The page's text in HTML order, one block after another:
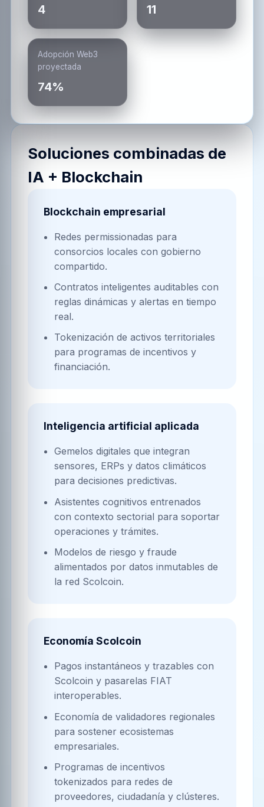
4 11
Adopción Web3
proyectada
74%
Soluciones combinadas de
IA + Blockchain
Blockchain empresarial
Redes permissionadas para
consorcios locales con gobierno
compartido.
Contratos inteligentes auditables con
reglas dinámicas y alertas en tiempo
real.
Tokenización de activos territoriales
para programas de incentivos y
financiación.
Inteligencia artificial aplicada
Gemelos digitales que integran
sensores, ERPs y datos climáticos
para decisiones predictivas.
Asistentes cognitivos entrenados
con contexto sectorial para soportar
operaciones y trámites.
Modelos de riesgo y fraude
alimentados por datos inmutables de
la red Scolcoin.
Economía Scolcoin
Pagos instantáneos y trazables con
Scolcoin y pasarelas FIAT
interoperables.
Economía de validadores regionales
para sostener ecosistemas
empresariales.
Programas de incentivos
tokenizados para redes de
proveedores, ciudadanía y clústeres.